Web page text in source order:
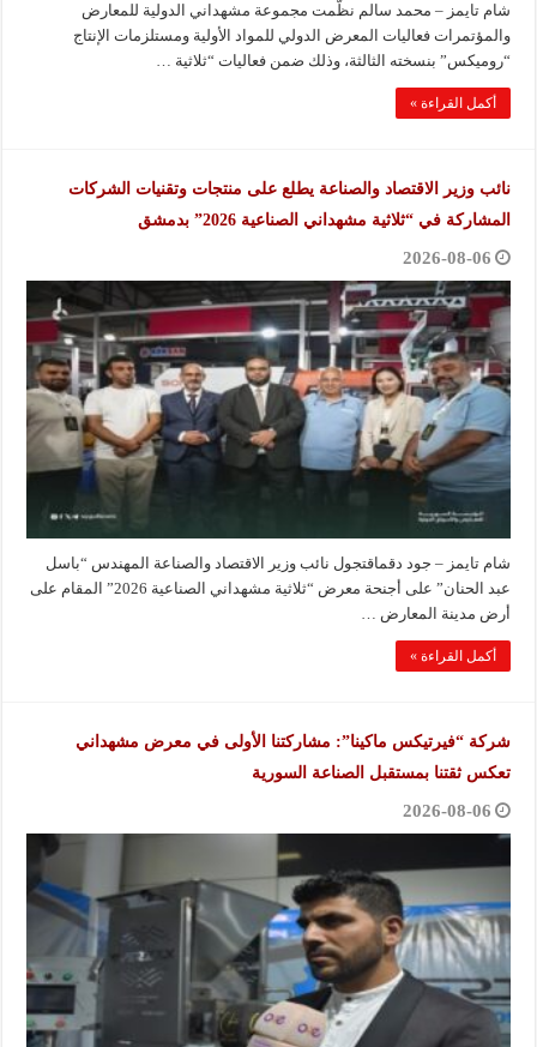
شام تايمز – محمد سالم نظّمت مجموعة مشهداني الدولية للمعارض
والمؤتمرات فعاليات المعرض الدولي للمواد الأولية ومستلزمات الإنتاج
“روميكس” بنسخته الثالثة، وذلك ضمن فعاليات “ثلاثية …
أكمل القراءة »
نائب وزير الاقتصاد والصناعة يطلع على منتجات وتقنيات الشركات
المشاركة في “ثلاثية مشهداني الصناعية 2026” بدمشق
2026-08-06
شام تايمز – جود دقماقتجول نائب وزير الاقتصاد والصناعة المهندس “باسل
عبد الحنان” على أجنحة معرض “ثلاثية مشهداني الصناعية 2026” المقام على
أرض مدينة المعارض …
أكمل القراءة »
شركة “فيرتيكس ماكينا”: مشاركتنا الأولى في معرض مشهداني
تعكس ثقتنا بمستقبل الصناعة السورية
2026-08-06